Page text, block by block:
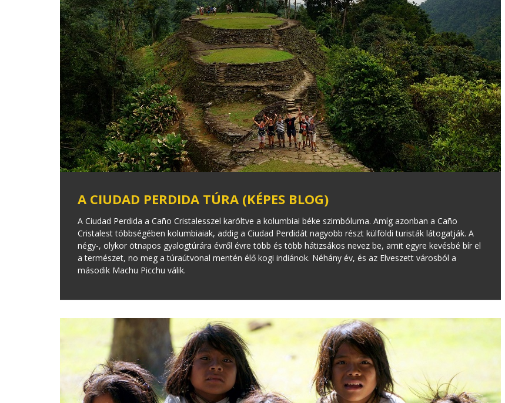
A CIUDAD PERDIDA TÚRA (KÉPES BLOG)
A Ciudad Perdida a Caño Cristalesszel karöltve a kolumbiai béke szimbóluma. Amíg azonban a Caño
Cristalest többségében kolumbiaiak, addig a Ciudad Perdidát nagyobb részt külföldi turisták látogatják. A
négy-, olykor ötnapos gyalogtúrára évről évre több és több hátizsákos nevez be, amit egyre kevésbé bír el
a természet, no meg a túraútvonal mentén élő kogi indiánok. Néhány év, és az Elveszett városból a
második Machu Picchu válik.